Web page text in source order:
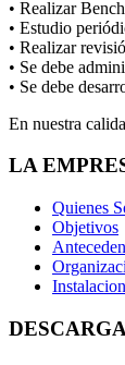
• Realizar
• Estudio
• Realizar
• Se debe
• Se debe
En nuestra
LA
Quienes
Objetivos